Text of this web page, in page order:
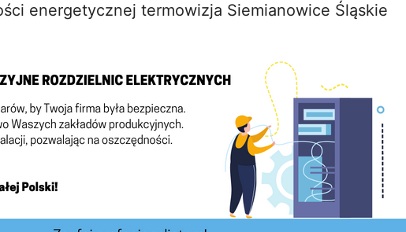
energetycznej termowizja Siemianowice Śląskie